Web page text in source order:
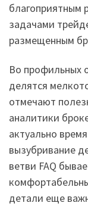
благоприятным
задачами
размещенным
Во профильных
делятся
отмечают
аналитики
актуально
вызубривание
ветви FAQ
детали еще